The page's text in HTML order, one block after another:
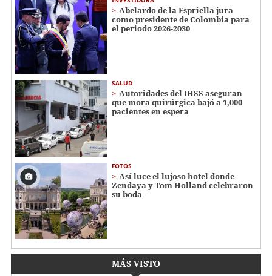
Abelardo de la Espriella jura
como presidente de Colombia para
el periodo 2026-2030
SALUD
Autoridades del IHSS aseguran
que mora quirúrgica bajó a 1,000
pacientes en espera
FOTOS
Así luce el lujoso hotel donde
Zendaya y Tom Holland celebraron
su boda
MÁS VISTO